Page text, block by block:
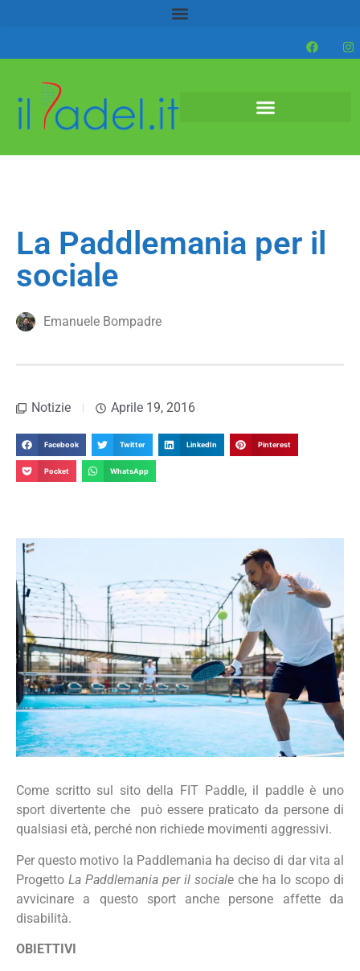
La Paddlemania per il
sociale
Emanuele Bompadre
Notizie Aprile 19, 2016
Facebook Twitter LinkedIn Pinterest
Pocket WhatsApp
Come scritto sul sito della FIT Paddle, il paddle è uno
sport divertente che può essere praticato da persone di
qualsiasi età, perché non richiede movimenti aggressivi.
Per questo motivo la Paddlemania ha deciso di dar vita al
Progetto La Paddlemania per il sociale che ha lo scopo di
avvicinare a questo sport anche persone affette da
disabilità.
OBIETTIVI